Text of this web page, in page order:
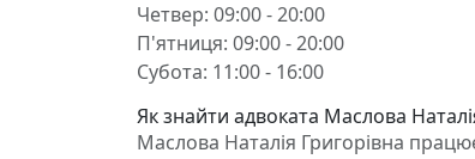
Четвер: 09:00 - 20:00
П'ятниця: 09:00 - 20:00
Субота: 11:00 - 16:00
Як знайти адвоката Маслова
Маслова Наталія Григорівна